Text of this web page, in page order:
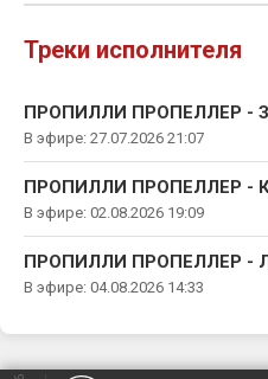
Треки исполнителя
ПРОПИЛЛИ ПРОПЕЛЛЕР -
В эфире: 27.07.2026 21:07
ПРОПИЛЛИ ПРОПЕЛЛЕР -
В эфире: 02.08.2026 19:09
ПРОПИЛЛИ ПРОПЕЛЛЕР -
В эфире: 04.08.2026 14:33